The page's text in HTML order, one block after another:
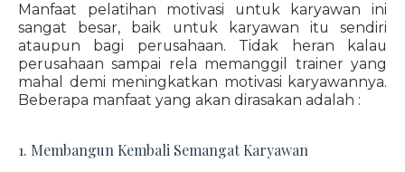
Manfaat pelatihan motivasi untuk karyawan ini
sangat besar, baik untuk karyawan itu sendiri
ataupun bagi perusahaan. Tidak heran kalau
perusahaan sampai rela memanggil trainer yang
mahal demi meningkatkan motivasi karyawannya.
Beberapa manfaat yang akan dirasakan adalah :
1. Membangun Kembali Semangat Karyawan